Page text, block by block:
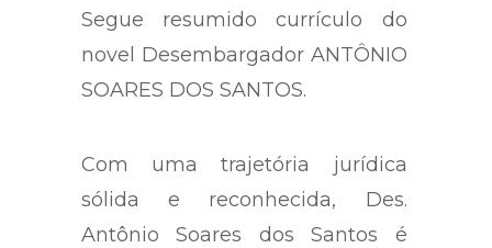
Segue resumido currículo do
novel Desembargador ANTÔNIO
SOARES DOS SANTOS.
Com uma trajetória jurídica
sólida e reconhecida, Des.
Antônio Soares dos Santos é